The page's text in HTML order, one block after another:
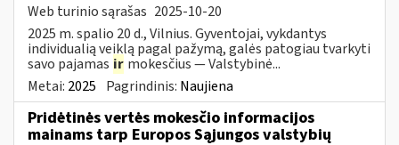
Web turinio sąrašas 2025-10-20
2025 m. spalio 20 d., Vilnius. Gyventojai, vykdantys
individualią veiklą pagal pažymą, galės patogiau tvarkyti
savo pajamas ir mokesčius — Valstybinė...
Metai: 2025 Pagrindinis: Naujiena
Pridėtinės vertės mokesčio informacijos
mainams tarp Europos Sąjungos valstybių